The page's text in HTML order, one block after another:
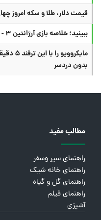
قیمت دلار، طلا و سکه امروز چهارشنبه ۱۷
ببینید؛ خلاصه بازی آرژانتین ۳ - مصر ۲ در جام جهانی
بدون دردسر
مطالب مفید
راهنمای سیر وسفر
راهنمای خانه شیک
راهنمای گل و گیاه
راهنمای فیلم
آشپزی